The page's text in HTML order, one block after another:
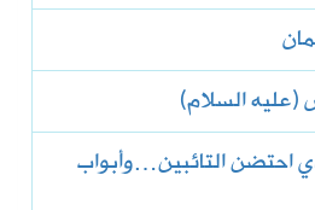
(عليه السلام)
احتضن التائبين…وأبواب